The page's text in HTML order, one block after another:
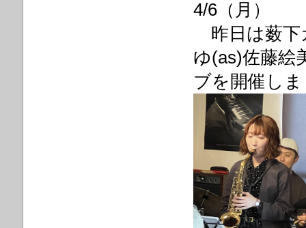
4/6（月）
昨日は薮下
ゆ(as)佐藤絵
ブを開催し